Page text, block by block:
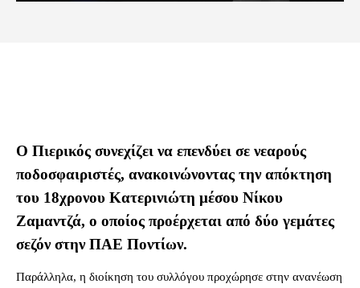
Ο Πιερικός συνεχίζει να επενδύει σε νεαρούς
ποδοσφαιριστές, ανακοινώνοντας την απόκτηση
του 18χρονου Κατερινιώτη μέσου Νίκου
Ζαμαντζά, ο οποίος προέρχεται από δύο γεμάτες
σεζόν στην ΠΑΕ Ποντίων.
Παράλληλα, η διοίκηση του συλλόγου προχώρησε στην ανανέωση